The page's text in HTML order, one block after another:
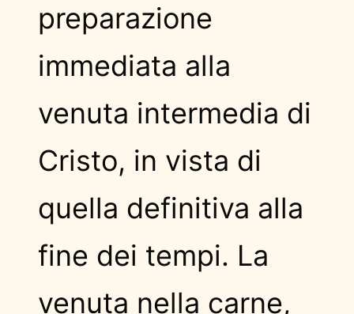
preparazione
immediata alla
venuta intermedia di
Cristo, in vista di
quella definitiva alla
fine dei tempi. La
venuta nella carne,